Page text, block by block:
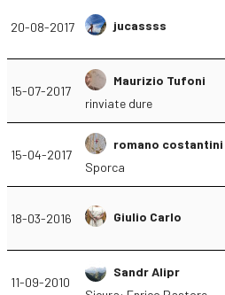
20-08-2017 jucassss
15-07-2017
Maurizio Tufoni
rinviate dure
15-04-2017
romano costantini
Sporca
18-03-2016 Giulio Carlo
11-09-2010
Sandr Alipr